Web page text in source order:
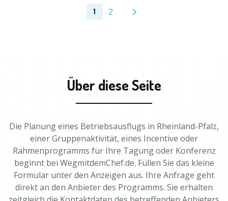
1 2
Über diese Seite
Die Planung eines Betriebsausflugs in Rheinland-Pfalz,
einer Gruppenaktivität, eines Incentive oder
Rahmenprogramms für Ihre Tagung oder Konferenz
beginnt bei WegmitdemChef.de. Füllen Sie das kleine
Formular unter den Anzeigen aus. Ihre Anfrage geht
direkt an den Anbieter des Programms. Sie erhalten